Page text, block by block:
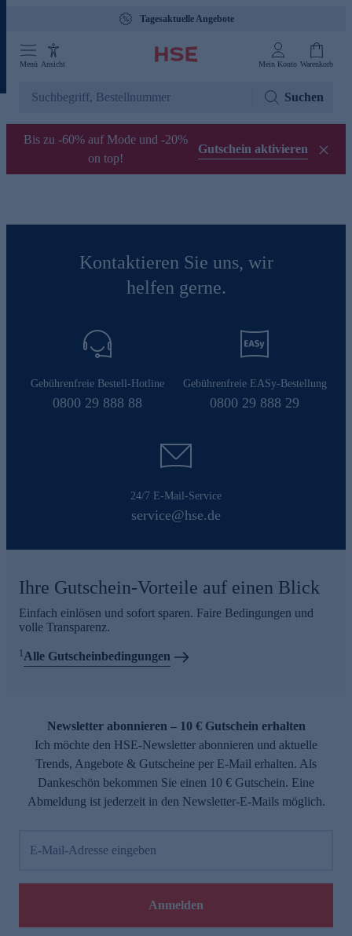
Tagesaktuelle Angebote
Menü Ansicht Mein Konto Warenkorb
Suchen
Bis zu -60% auf Mode und -20%
on top!
Gutschein aktivieren
Kontaktieren Sie uns, wir
helfen gerne.
Gebührenfreie Bestell-Hotline
0800 29 888 88
Gebührenfreie EASy-Bestellung
0800 29 888 29
24/7 E-Mail-Service
service@hse.de
Ihre Gutschein-Vorteile auf einen Blick
Einfach einlösen und sofort sparen. Faire Bedingungen und
volle Transparenz.
1Alle Gutscheinbedingungen
Newsletter abonnieren – 10 € Gutschein erhalten
Ich möchte den HSE-Newsletter abonnieren und aktuelle
Trends, Angebote & Gutscheine per E-Mail erhalten. Als
Dankeschön bekommen Sie einen 10 € Gutschein. Eine
Abmeldung ist jederzeit in den Newsletter-E-Mails möglich.
E-Mail-Adresse eingeben
Anmelden